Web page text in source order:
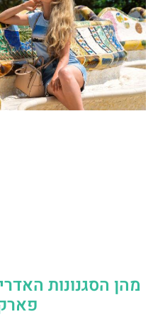
מהן הסגנונות